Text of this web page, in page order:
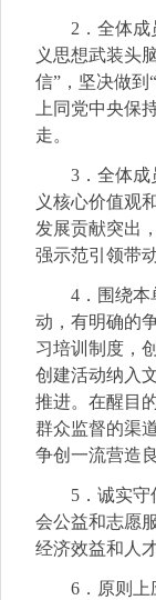
2．全体
义思想武装头
信”，坚决做到
上同党中央保
走。
3．全体成
义核心价值观
发展贡献突出
强示范引领带
4．围绕
动，有明确的
习培训制度，
创建活动纳入
推进。在醒目
群众监督的渠
争创一流营造
5．诚实
会公益和志愿
经济效益和人
6．原则